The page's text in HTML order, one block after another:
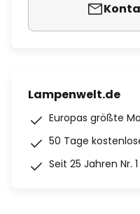
Lampenwelt.de
Europas größte
50 Tage
Seit 25 Jahren Nr.